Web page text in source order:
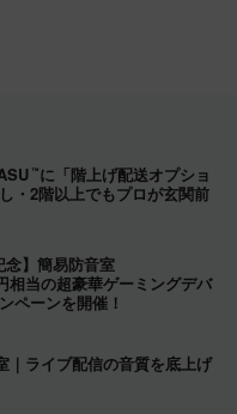
™ に「階上げ配送オプショ
・2階以上でもプロが玄関前
念】簡易防音室
相当の超豪華ゲーミングデバ
ペーンを開催！
｜ライブ配信の音質を底上げ